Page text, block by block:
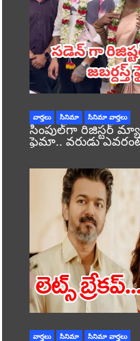
వార్తలు సినిమా సినిమా వార్తలు
సింపుల్‌గా రిజిస్టర్‌
ఫైమా.. వరుడు
వార్తలు సినిమా సినిమా వార్తలు